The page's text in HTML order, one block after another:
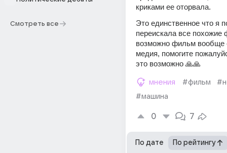
Смотреть все
криками ее оторвала.
Это единственное что я
переискала все
возможно фильм вообще
медия, помогите
это возможно 🙏🙏
мнения #фильм
#машина
0 7
По дате По рейтингу